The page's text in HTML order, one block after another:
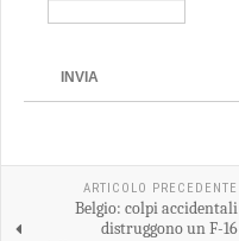
INVIA
ARTICOLO PRECEDENTE
Belgio: colpi accidentali
distruggono un F-16